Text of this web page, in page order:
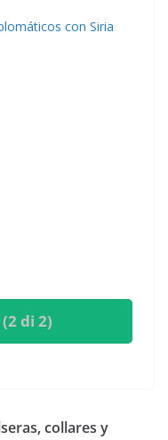
con Siria
(2 di 2)
collares y